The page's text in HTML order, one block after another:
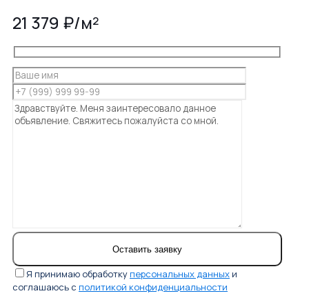
21 379 ₽/м²
Я принимаю обработкуперсональных данных и
соглашаюсь с политикой конфиденциальности